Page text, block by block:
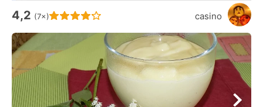
Hodnocení receptu je
4,2 (7×) casino
přípravy